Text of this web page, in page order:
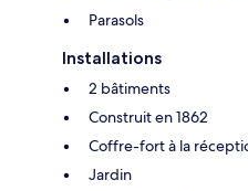
Parasols
Installations
2 bâtiments
Construit en 1862
Coffre-fort à la
Jardin